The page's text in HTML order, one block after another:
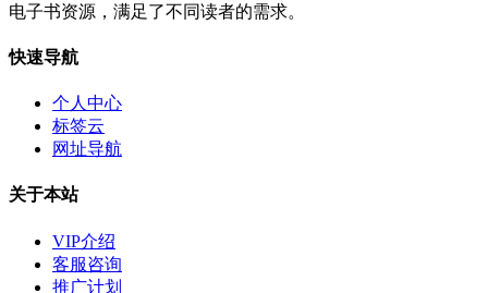
电子书资源，满足了不同读者的需求。
快速导航
个人中心
标签云
网址导航
关于本站
VIP介绍
客服咨询
推广计划